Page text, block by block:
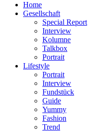
Home
Gesellschaft
Special Report
Interview
Kolumne
Talkbox
Portrait
Lifestyle
Portrait
Interview
Fundstück
Guide
Yummy
Fashion
Trend